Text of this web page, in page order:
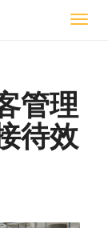
切
管理
待效